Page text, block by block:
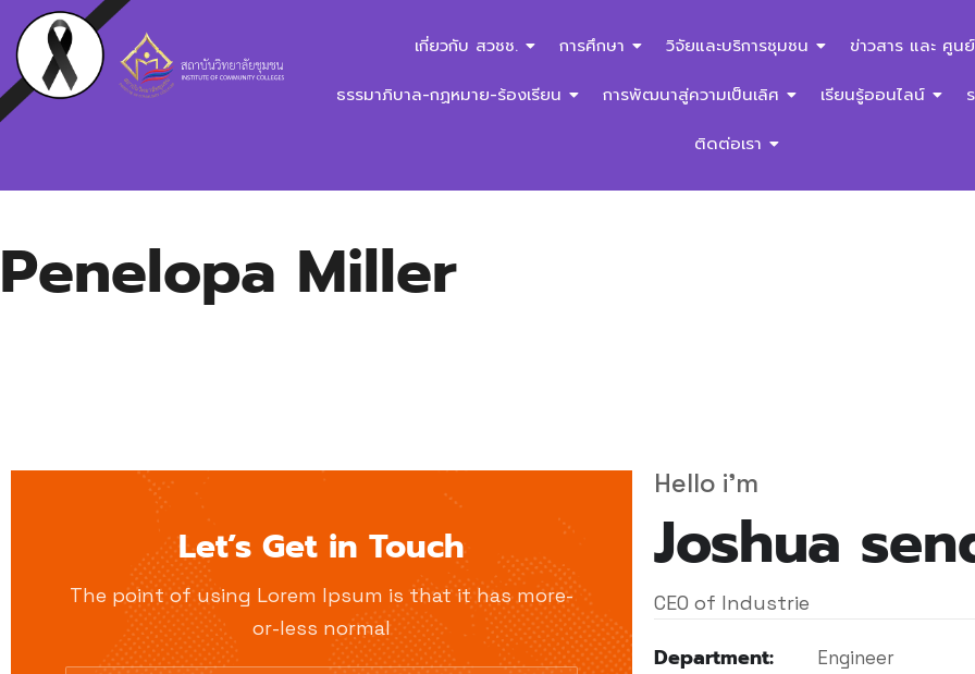
เกี่ยวกับ สวชช. การศึกษา วิจัยและบริการชุมชน ข่าวสาร และ ศูน
ธรรมาภิบาล-กฏหมาย-ร้องเรียน การพัฒนาสู่ความเป็นเลิศ เรียนรู้ออนไลน์
ติดต่อเรา
Penelopa Miller
Let’s Get in Touch
The point of using Lorem Ipsum is that it has more-
or-less normal
Hello i'm
Joshua
CEO of Industrie
Department: Engineer